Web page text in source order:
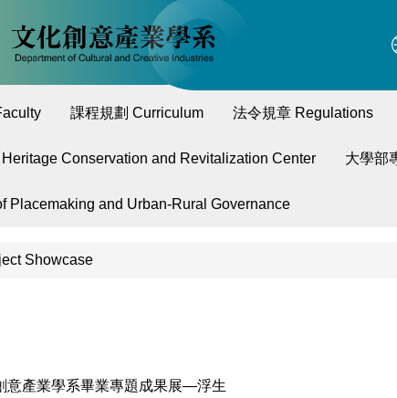
課程規劃 Curriculum 法令規章 Regulations
Conservation and Revitalization Center 大學部
Placemaking and Urban-Rural Governance
Showcase
意產業學系畢業專題成果展—浮生